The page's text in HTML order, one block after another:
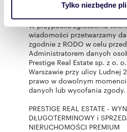
korzystasz z naszej witryny,
Partnerzy mogą połączyć te
otrzymanymi od Ciebie lub
korzystania z ich usług.
Tylko niezbędne
pobieramy prowizję w
umowy najmu lub sprzedaży.
W przypadku zgłoszenia
wiadomości przetwarzamy
zgodnie z RODO w celu
Administratorem danych
Prestige Real Estate sp. z o.
Warszawie przy ulicy Ludnej
prawo w dowolnym
danych lub wycofania zgody.
PRESTIGE REAL ESTATE -
DŁUGOTERMINOWY i
NIERUCHOMOŚCI PREMIUM